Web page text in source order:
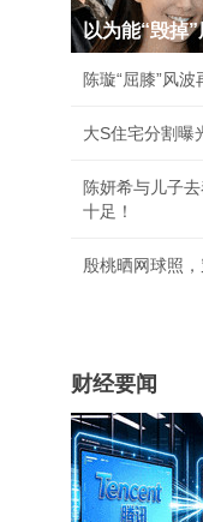
以为能“毁掉
陈璇“屈膝”风
大S住宅分割曝
陈妍希与儿子
十足！
殷桃晒网球照
财经要闻